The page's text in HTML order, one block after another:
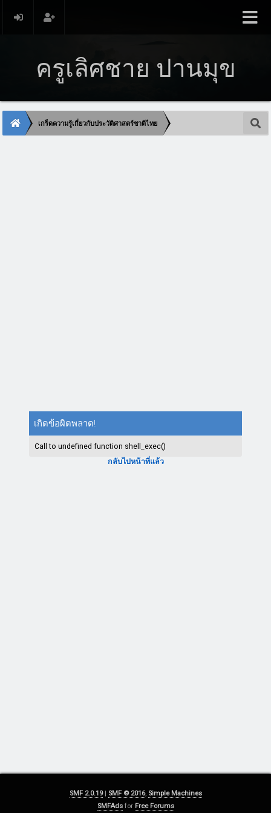
ครูเลิศชาย ปานมุข
เกร็ดความรู้เกี่ยวกับประวัติศาสตร์ชาติไทย
เกิดข้อผิดพลาด!
Call to undefined function shell_exec()
กลับไปหน้าที่แล้ว
SMF 2.0.19| SMF © 2016, Simple Machines
SMFAdsfor Free Forums